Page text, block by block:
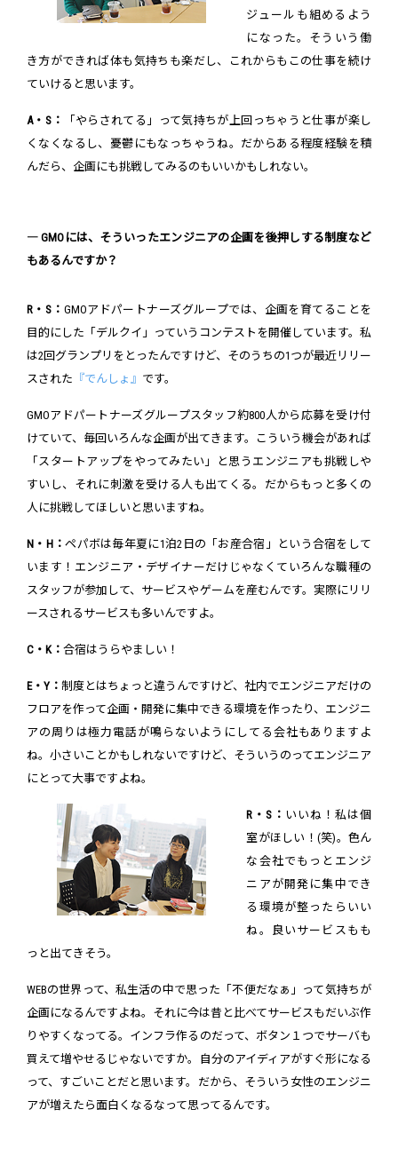
ジュールも組めるよう
になった。そういう働
き方ができれば体も気持ちも楽だし、これからもこの仕事を続け
ていけると思います。
A・S：
「やらされてる」って気持ちが上回っちゃうと仕事が楽し
くなくなるし、憂鬱にもなっちゃうね。だからある程度経験を積
んだら、企画にも挑戦してみるのもいいかもしれない。
― GMOには、そういったエンジニアの企画を後押しする制度など
もあるんですか？
R・S： GMOアドパートナーズグループでは、企画を育てることを
目的にした「デルクイ」っていうコンテストを開催しています。私
は2回グランプリをとったんですけど、そのうちの1つが最近リリー
スされた 『でんしょ』 です。
GMOアドパートナーズグループスタッフ約800人から応募を受け付
けていて、毎回いろんな企画が出てきます。こういう機会があれば
「スタートアップをやってみたい」と思うエンジニアも挑戦しや
すいし、それに刺激を受ける人も出てくる。だからもっと多くの
人に挑戦してほしいと思いますね。
N・H：ペパボは毎年夏に1泊2日の「お産合宿」という合宿をして
います！エンジニア・デザイナーだけじゃなくていろんな職種の
スタッフが参加して、サービスやゲームを産むんです。実際にリリ
ースされるサービスも多いんですよ。
C・K： 合宿はうらやましい！
E・Y： 制度とはちょっと違うんですけど、社内でエンジニアだけの
フロアを作って企画・開発に集中できる環境を作ったり、エンジニ
アの周りは極力電話が鳴らないようにしてる会社もありますよ
ね。小さいことかもしれないですけど、そういうのってエンジニア
にとって大事ですよね。
R・S： いいね！私は個
室がほしい！(笑)。色ん
な会社でもっとエンジ
ニアが開発に集中でき
る環境が整ったらいい
ね。良いサービスもも
っと出てきそう。
WEBの世界って、私生活の中で思った「不便だなぁ」って気持ちが
企画になるんですよね。それに今は昔と比べてサービスもだいぶ作
りやすくなってる。インフラ作るのだって、ボタン１つでサーバも
買えて増やせるじゃないですか。自分のアイディアがすぐ形になる
って、すごいことだと思います。だから、そういう女性のエンジニ
アが増えたら面白くなるなって思ってるんです。